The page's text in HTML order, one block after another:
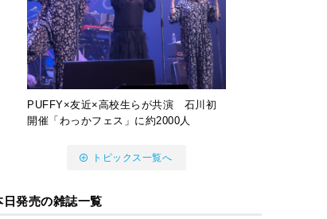
PUFFY×友近×高校生らが共演 石川初
開催「わっかフェス」に約2000人
トピックス一覧へ
日発売の雑誌一覧